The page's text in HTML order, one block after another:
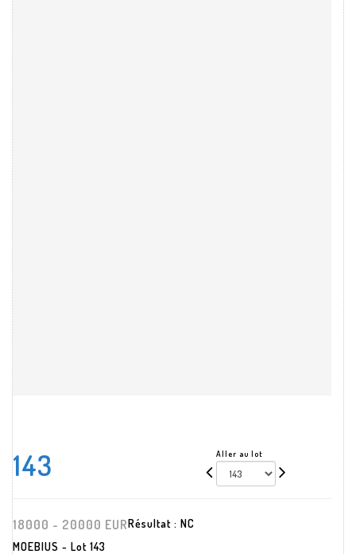
143 Aller au lot
18000 - 20000 EURRésultat : NC
MOEBIUS - Lot 143